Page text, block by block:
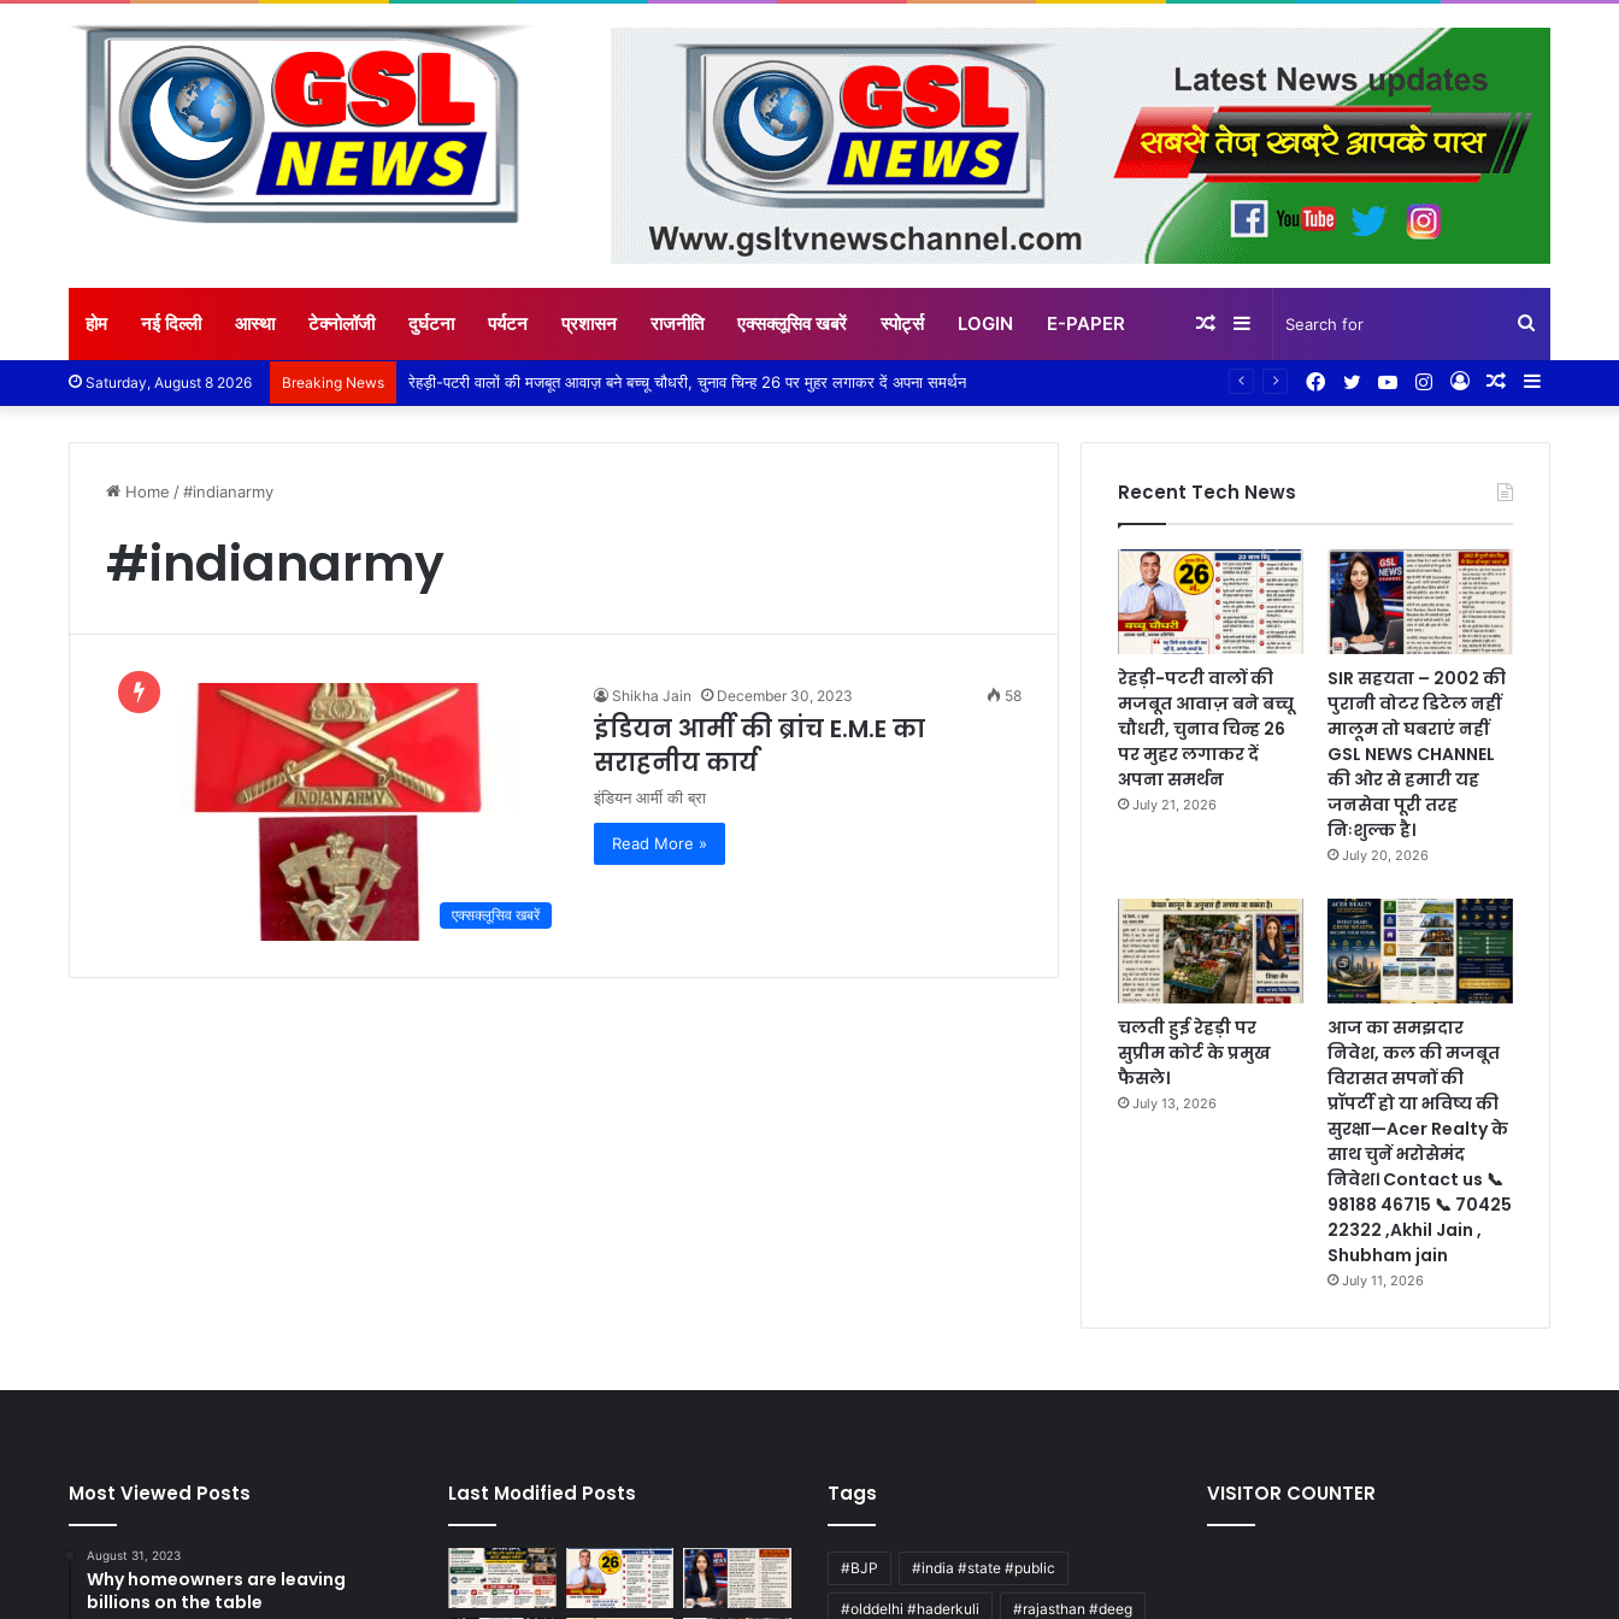
होम नई दिल्ली आस्था टेक्नोलॉजी दुर्घटना पर्यटन प्रशासन राजनीति एक्सक्लूसिव खबरें स्पोर्ट्स LOGIN E-PAPER
for
Sidebar
Random
Saturday, August 8 2026 Breaking News रेहड़ी-पटरी वालों की मजबूत आवाज़ बने बच्चू चौधरी, चुनाव चिन्ह 26 पर मुहर लगाकर दें अपना समर्थन
Random
Log
Instagram
YouTube
Twitter
Facebook
Home /#indianarmy
#indianarmy
एक्सक्लूसिव खबरें
Shikha Jain December 30, 2023 58
इंडियन आर्मी की ब्रांच E.M.E का
सराहनीय कार्य
इंडियन आर्मी की ब्रा
Read More »
Recent Tech News
रेहड़ी-पटरी वालों की
मजबूत आवाज़ बने बच्चू
चौधरी, चुनाव चिन्ह 26
पर मुहर लगाकर दें
अपना समर्थन
July 21, 2026
SIR सहयता – 2002 की
पुरानी वोटर डिटेल नहीं
मालूम तो घबराएं नहीं
GSL NEWS CHANNEL
की ओर से हमारी यह
जनसेवा पूरी तरह
निःशुल्क है।
July 20, 2026
चलती हुई रेहड़ी पर
सुप्रीम कोर्ट के प्रमुख
फैसले।
July 13, 2026
आज का समझदार
निवेश, कल की मजबूत
विरासत सपनों की
प्रॉपर्टी हो या भविष्य की
सुरक्षा—Acer Realty के
साथ चुनें भरोसेमंद
निवेश। Contact us 📞
98188 46715 📞 70425
22322 ,Akhil Jain ,
Shubham jain
July 11, 2026
Most Viewed Posts
August 31, 2023
Why homeowners are leaving
billions on the table
Last Modified Posts Tags
#BJP #india #state #public
#olddelhi #haderkuli #rajasthan #deeg
VISITOR COUNTER